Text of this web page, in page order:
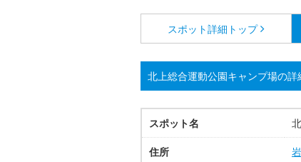
スポット詳細 トップ
北上総合運動公園キャンプ場の詳
スポット名
住所